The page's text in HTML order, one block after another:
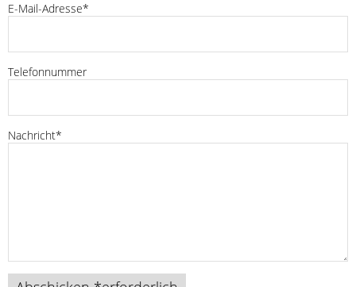
E-Mail-Adresse*
Telefonnummer
Nachricht*